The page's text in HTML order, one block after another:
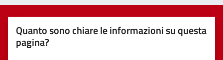
Quanto sono chiare le informazioni su questa
pagina?